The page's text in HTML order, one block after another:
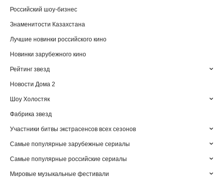
Российский шоу-бизнес
Знаменитости Казахстана
Лучшие новинки российского кино
Новинки зарубежного кино
Рейтинг звезд
Новости Дома 2
Шоу Холостяк
Фабрика звезд
Участники битвы экстрасенсов всех сезонов
Самые популярные зарубежные сериалы
Самые популярные российские сериалы
Мировые музыкальные фестивали